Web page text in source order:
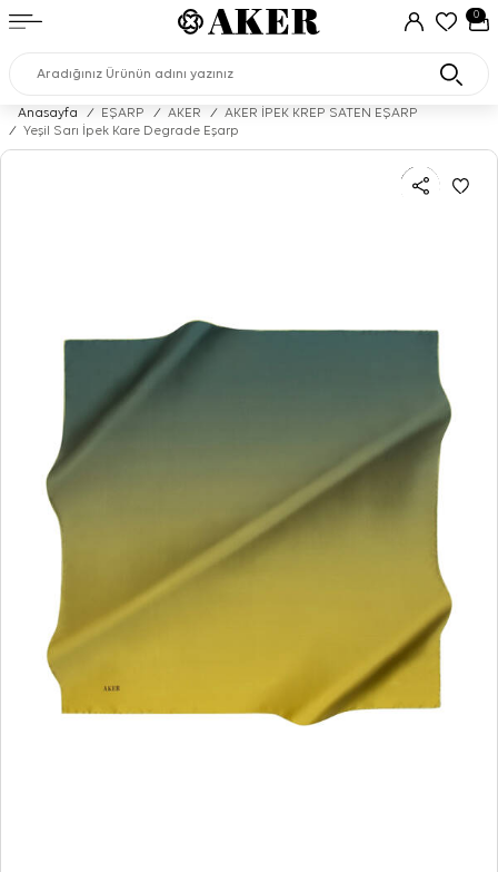
0
Anasayfa / EŞARP / AKER /
AKER İPEK KREP SATEN EŞARP
/
Yeşil Sarı İpek Kare Degrade Eşarp